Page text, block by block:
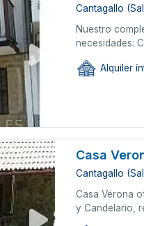
Cantagallo
Nuestro
necesidades:
Alquiler
Casa
Cantagallo
Casa Verona
y Candelario,